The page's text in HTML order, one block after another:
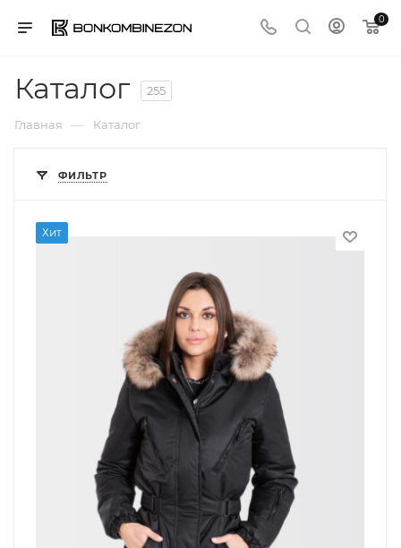
0
Каталог 255
Главная — Каталог
ФИЛЬТР
Хит